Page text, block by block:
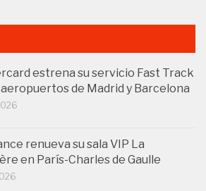
estrena su servicio Fast Track
de Madrid y Barcelona
renueva su sala VIP La
en París-Charles de Gaulle